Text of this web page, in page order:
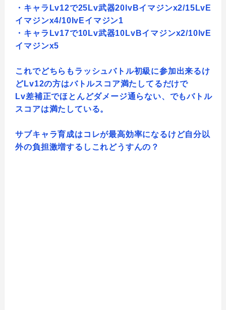
・キャラLv12で25Lv武器20lvBイマジンx2/15LvE
イマジンx4/10lvEイマジン1
・キャラLv17で10Lv武器10LvBイマジンx2/10lvE
イマジンx5
これでどちらもラッシュバトル初級に参加出来るけ
どLv12の方はバトルスコア満たしてるだけで
Lv差補正でほとんどダメージ通らない、でもバトル
スコアは満たしている。
サブキャラ育成はコレが最高効率になるけど自分以
外の負担激増するしこれどうすんの？